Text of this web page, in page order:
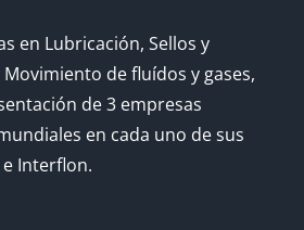
en Lubricación, Sellos y
de fluídos y gases,
de 3 empresas
en cada uno de sus
e Interflon.